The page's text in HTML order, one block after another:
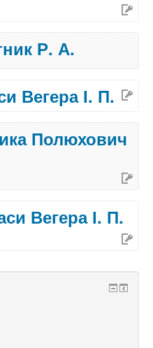
Р. А.
Вегера І. П.
Полюхович
Вегера І. П.